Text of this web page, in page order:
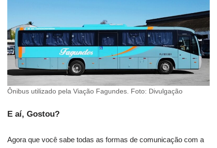
Ônibus utilizado pela Viação Fagundes. Foto: Divulgação
E aí, Gostou?
Agora que você sabe todas as formas de comunicação com a